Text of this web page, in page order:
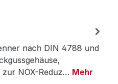
nach DIN 4788 und
NOX-Reduz… Mehr